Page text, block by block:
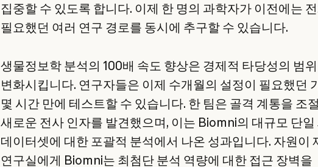
집중할 수 있도록 합니다. 이제 한 명의 과학자가 이전에는
필요했던 여러 연구 경로를 동시에 추구할 수 있습니다.
생물정보학 분석의 100배 속도 향상은 경제적 타당성의 범
변화시킵니다. 연구자들은 이제 수개월의 설정이 필요했던
몇 시간 만에 테스트할 수 있습니다. 한 팀은 골격 계통을 조
새로운 전사 인자를 발견했으며, 이는 Biomni의 대규모 단일
데이터셋에 대한 포괄적 분석에서 나온 성과입니다. 자원이
연구실에게 Biomni는 최첨단 분석 역량에 대한 접근 장벽을